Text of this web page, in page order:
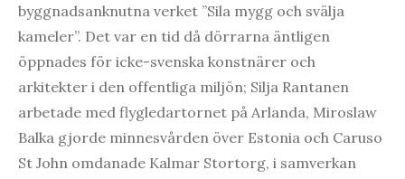
byggnadsanknutna verket ”Sila mygg och svälja
kameler”. Det var en tid då dörrarna äntligen
öppnades för icke-svenska konstnärer och
arkitekter i den offentliga miljön; Silja Rantanen
arbetade med flygledartornet på Arlanda, Miroslaw
Balka gjorde minnesvården över Estonia och Caruso
St John omdanade Kalmar Stortorg, i samverkan